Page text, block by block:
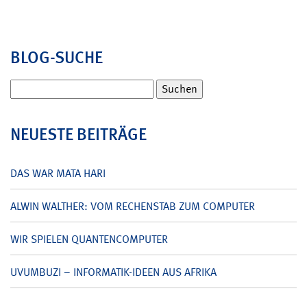
BLOG-SUCHE
nach:
NEUESTE BEITRÄGE
DAS WAR MATA HARI
ALWIN WALTHER: VOM RECHENSTAB ZUM COMPUTER
WIR SPIELEN QUANTENCOMPUTER
UVUMBUZI – INFORMATIK-IDEEN AUS AFRIKA